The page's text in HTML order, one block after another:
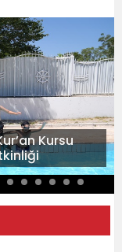
Kursu